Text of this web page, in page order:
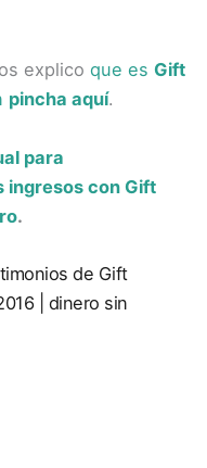
explico que es Gift
pincha aquí.
para
ingresos con Gift
.
de Gift
| dinero sin